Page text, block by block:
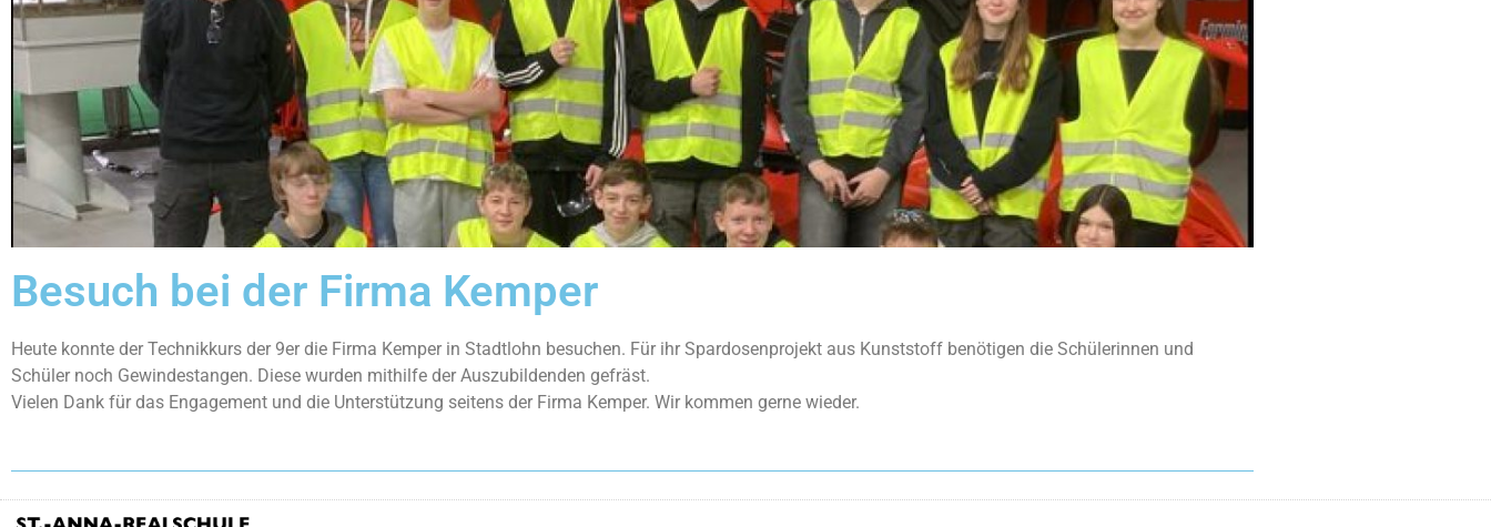
Besuch bei der Firma Kemper
Heute konnte der Technikkurs der 9er die Firma Kemper in Stadtlohn besuchen. Für ihr Spardosenprojekt aus Kunststoff benötigen die Schülerinnen und
Schüler noch Gewindestangen. Diese wurden mithilfe der Auszubildenden gefräst.
Vielen Dank für das Engagement und die Unterstützung seitens der Firma Kemper. Wir kommen gerne wieder.